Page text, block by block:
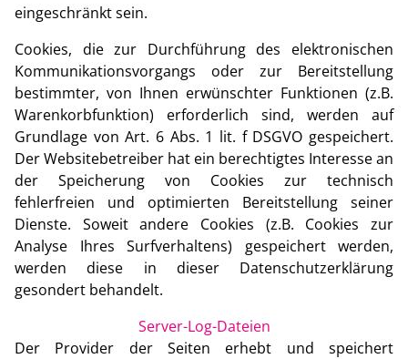
eingeschränkt sein.
Cookies, die zur Durchführung des elektronischen
Kommunikationsvorgangs oder zur Bereitstellung
bestimmter, von Ihnen erwünschter Funktionen (z.B.
Warenkorbfunktion) erforderlich sind, werden auf
Grundlage von Art. 6 Abs. 1 lit. f DSGVO gespeichert.
Der Websitebetreiber hat ein berechtigtes Interesse an
der Speicherung von Cookies zur technisch
fehlerfreien und optimierten Bereitstellung seiner
Dienste. Soweit andere Cookies (z.B. Cookies zur
Analyse Ihres Surfverhaltens) gespeichert werden,
werden diese in dieser Datenschutzerklärung
gesondert behandelt.
Server-Log-Dateien
Der Provider der Seiten erhebt und speichert